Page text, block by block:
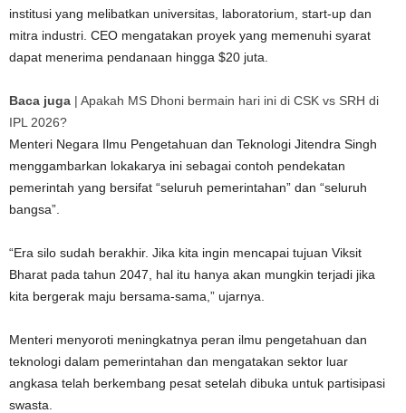
institusi yang melibatkan universitas, laboratorium, start-up dan
mitra industri. CEO mengatakan proyek yang memenuhi syarat
dapat menerima pendanaan hingga $20 juta.
Baca juga | Apakah MS Dhoni bermain hari ini di CSK vs SRH di
IPL 2026?
Menteri Negara Ilmu Pengetahuan dan Teknologi Jitendra Singh
menggambarkan lokakarya ini sebagai contoh pendekatan
pemerintah yang bersifat “seluruh pemerintahan” dan “seluruh
bangsa”.
“Era silo sudah berakhir. Jika kita ingin mencapai tujuan Viksit
Bharat pada tahun 2047, hal itu hanya akan mungkin terjadi jika
kita bergerak maju bersama-sama,” ujarnya.
Menteri menyoroti meningkatnya peran ilmu pengetahuan dan
teknologi dalam pemerintahan dan mengatakan sektor luar
angkasa telah berkembang pesat setelah dibuka untuk partisipasi
swasta.